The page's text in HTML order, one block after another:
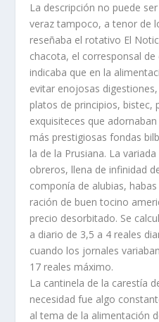
La descripción no puede
veraz tampoco, a tenor de
reseñaba el rotativo El
chacota, el corresponsal
indicaba que en la
evitar enojosas
platos de principios, bistec,
exquisiteces que
más prestigiosas fondas
la de la Prusiana. La
obreros, llena de infinidad
componí­a de alubias,
ración de buen tocino
precio desorbitado. Se
a diario de 3,5 a 4 reales
cuando los jornales
17 reales máximo.
La cantinela de la carestí­a
necesidad fue algo
al tema de la alimentación